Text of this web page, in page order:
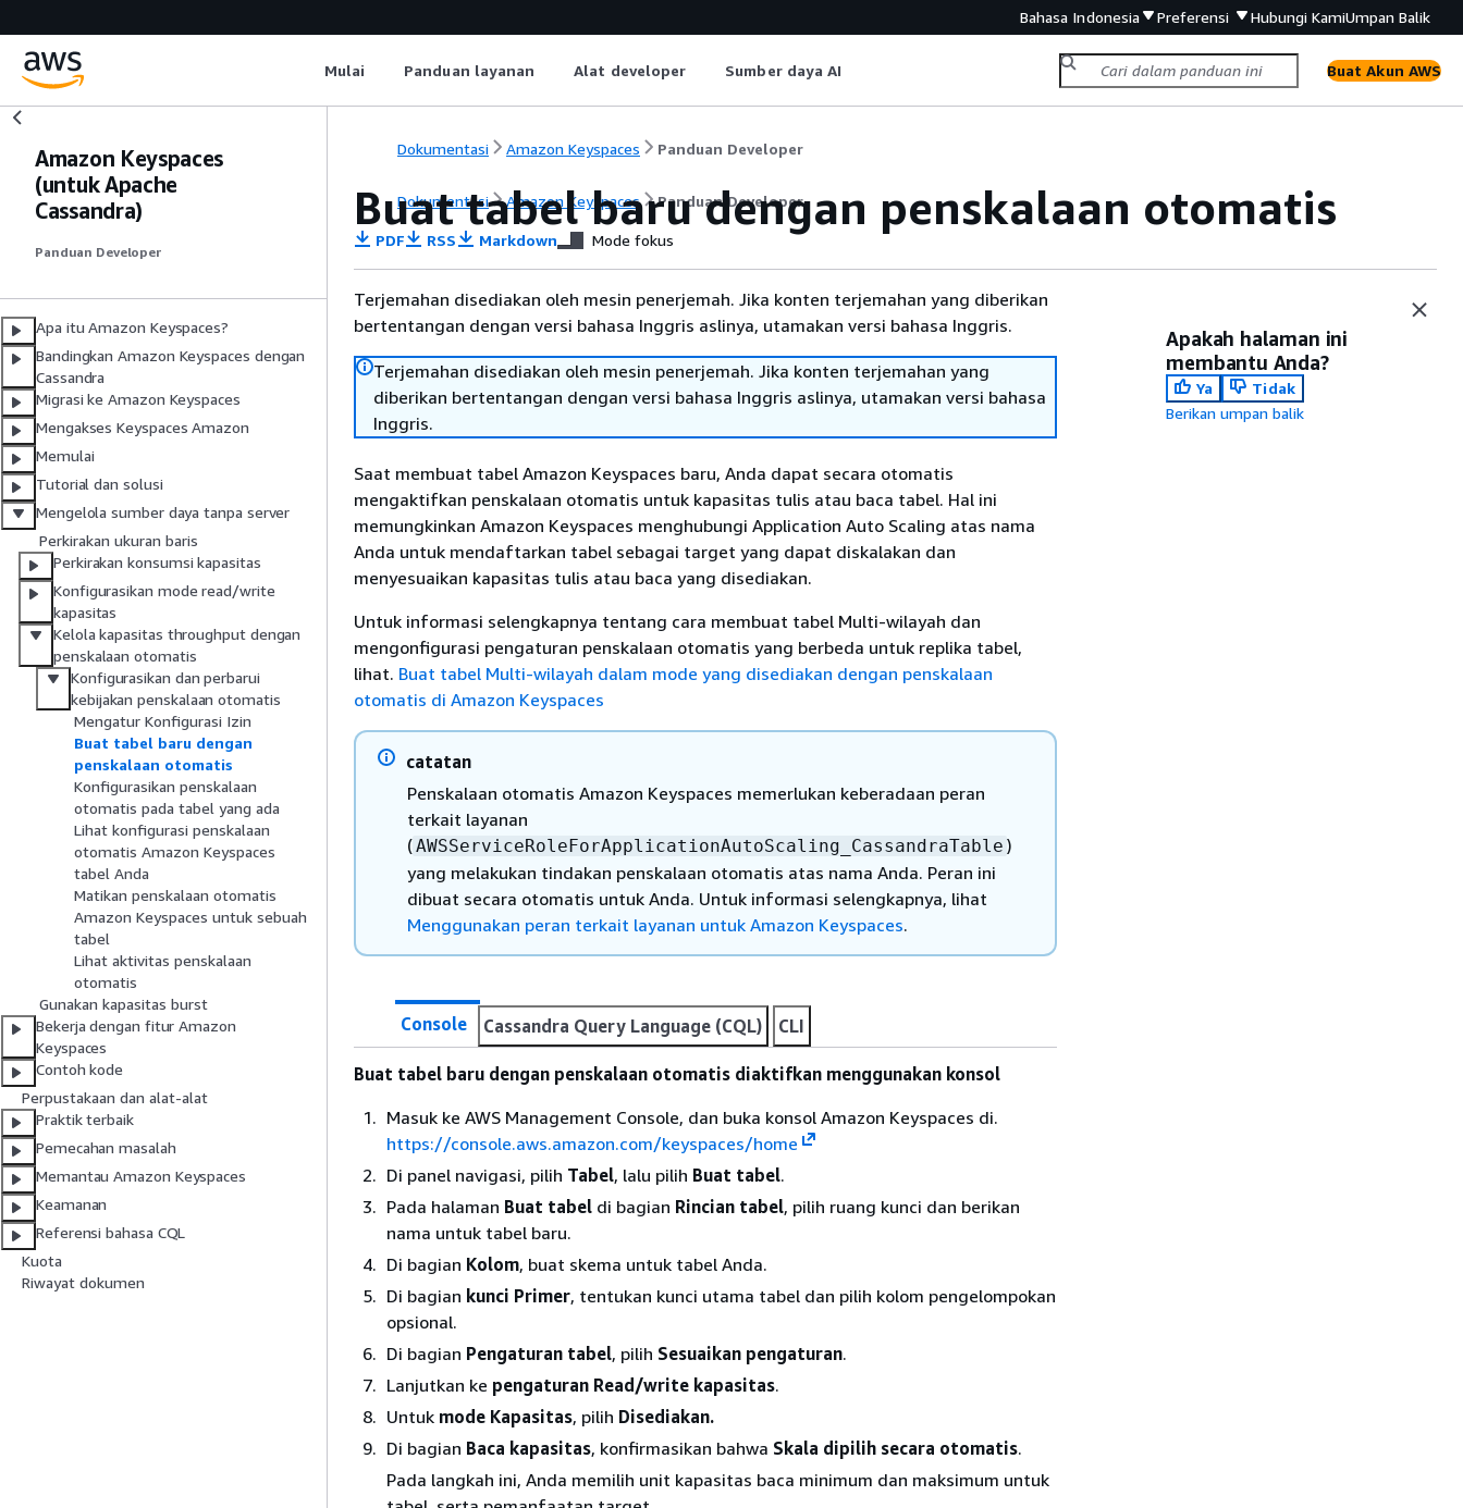
Bahasa Indonesia Preferensi Hubungi KamiUmpan Balik
Mulai Panduan layanan Alat developer Sumber daya AI Buat Akun AWS
Amazon Keyspaces
(untuk Apache
Cassandra)
Panduan Developer
Apa itu Amazon Keyspaces?
Bandingkan Amazon Keyspaces dengan
Cassandra
Migrasi ke Amazon Keyspaces
Mengakses Keyspaces Amazon
Memulai
Tutorial dan solusi
Mengelola sumber daya tanpa server
Perkirakan ukuran baris
Perkirakan konsumsi kapasitas
Konfigurasikan mode read/write
kapasitas
Kelola kapasitas throughput dengan
penskalaan otomatis
Konfigurasikan dan perbarui
kebijakan penskalaan otomatis
Mengatur Konfigurasi Izin
Buat tabel baru dengan
penskalaan otomatis
Konfigurasikan penskalaan
otomatis pada tabel yang ada
Lihat konfigurasi penskalaan
otomatis Amazon Keyspaces
tabel Anda
Matikan penskalaan otomatis
Amazon Keyspaces untuk sebuah
tabel
Lihat aktivitas penskalaan
otomatis
Gunakan kapasitas burst
Bekerja dengan fitur Amazon
Keyspaces
Contoh kode
Perpustakaan dan alat-alat
Praktik terbaik
Pemecahan masalah
Memantau Amazon Keyspaces
Keamanan
Referensi bahasa CQL
Kuota
Riwayat dokumen
Dokumentasi Amazon Keyspaces Panduan Developer
Dokumentasi Amazon Keyspaces Panduan Developer
Buat tabel baru dengan penskalaan otomatis
PDF RSS Markdown Mode fokus
Terjemahan disediakan oleh mesin penerjemah. Jika konten terjemahan yang diberikan
bertentangan dengan versi bahasa Inggris aslinya, utamakan versi bahasa Inggris.
Terjemahan disediakan oleh mesin penerjemah. Jika konten terjemahan yang
diberikan bertentangan dengan versi bahasa Inggris aslinya, utamakan versi bahasa
Inggris.
Saat membuat tabel Amazon Keyspaces baru, Anda dapat secara otomatis
mengaktifkan penskalaan otomatis untuk kapasitas tulis atau baca tabel. Hal ini
memungkinkan Amazon Keyspaces menghubungi Application Auto Scaling atas nama
Anda untuk mendaftarkan tabel sebagai target yang dapat diskalakan dan
menyesuaikan kapasitas tulis atau baca yang disediakan.
Untuk informasi selengkapnya tentang cara membuat tabel Multi-wilayah dan
mengonfigurasi pengaturan penskalaan otomatis yang berbeda untuk replika tabel,
lihat. Buat tabel Multi-wilayah dalam mode yang disediakan dengan penskalaan
otomatis di Amazon Keyspaces
catatan
Penskalaan otomatis Amazon Keyspaces memerlukan keberadaan peran
terkait layanan
(AWSServiceRoleForApplicationAutoScaling_CassandraTable )
yang melakukan tindakan penskalaan otomatis atas nama Anda. Peran ini
dibuat secara otomatis untuk Anda. Untuk informasi selengkapnya, lihat
Menggunakan peran terkait layanan untuk Amazon Keyspaces.
Console Cassandra Query Language (CQL) CLI
Buat tabel baru dengan penskalaan otomatis diaktifkan menggunakan konsol
Masuk ke AWS Management Console, dan buka konsol Amazon Keyspaces di.
https://console.aws.amazon.com/keyspaces/home
Di panel navigasi, pilih Tabel, lalu pilih Buat tabel.
Pada halaman Buat tabel di bagian Rincian tabel, pilih ruang kunci dan berikan
nama untuk tabel baru.
Di bagian Kolom, buat skema untuk tabel Anda.
Di bagian kunci Primer, tentukan kunci utama tabel dan pilih kolom pengelompokan
opsional.
Di bagian Pengaturan tabel, pilih Sesuaikan pengaturan.
Lanjutkan ke pengaturan Read/write kapasitas.
Untuk mode Kapasitas, pilih Disediakan.
Di bagian Baca kapasitas, konfirmasikan bahwa Skala dipilih secara otomatis.
Pada langkah ini, Anda memilih unit kapasitas baca minimum dan maksimum untuk
Apakah halaman ini
membantu Anda?
Ya
Tidak
Berikan umpan balik